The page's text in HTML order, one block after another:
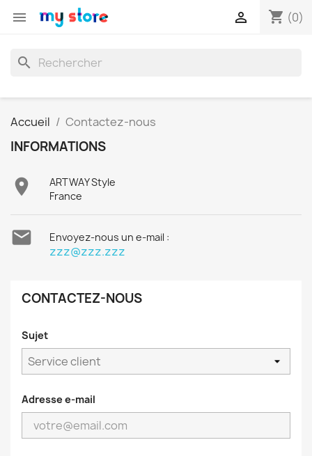
 shopping_cart (0)

search
Accueil Contactez-nous
INFORMATIONS

ARTWAY Style
France
 Envoyez-nous un e-mail :
zzz@zzz.zzz
CONTACTEZ-NOUS
Sujet
Adresse e-mail